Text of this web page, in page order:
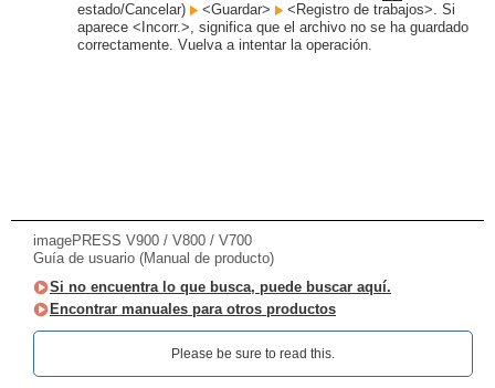
estado/Cancelar)
<Guardar>
<Registro de trabajos>. Si
aparece <Incorr.>, significa que el archivo no se ha guardado
correctamente. Vuelva a intentar la operación.
imagePRESS V900 / V800 / V700
Guía de usuario (Manual de producto)
Si no encuentra lo que busca, puede buscar aquí.
Encontrar manuales para otros productos
Please be sure to read this.‎